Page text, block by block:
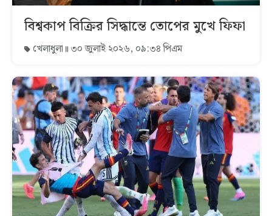
বিশ্বকাপ বিক্রির সিদ্ধান্তে তোপের মুখে ফিফা
খেলাধুলা ৩০ জুলাই ২০২৬, ০৯:৩৪ পিএম